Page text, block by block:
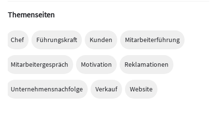
Themenseiten
Chef Führungskraft Kunden Mitarbeiterführung
Mitarbeitergespräch Motivation Reklamationen
Unternehmensnachfolge Verkauf Website